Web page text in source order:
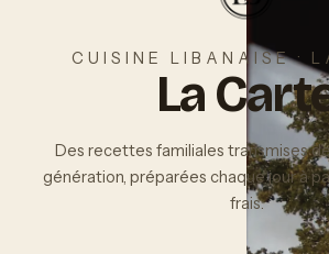
CUISINE LIBANAISE ·
La
Des recettes familiales transmises
génération, préparées chaque jour à
frais.